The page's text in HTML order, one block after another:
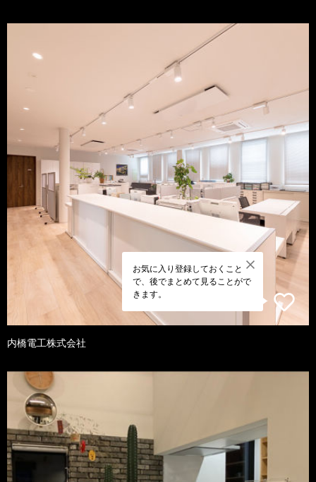
お気に入り登録しておくこと
で、後でまとめて見ることがで
きます。
内橋電工株式会社